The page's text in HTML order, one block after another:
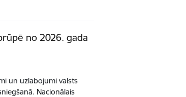
no 2026. gada
un uzlabojumi valsts
Nacionālais